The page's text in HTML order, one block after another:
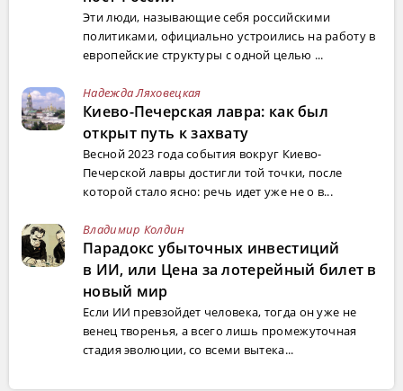
Эти люди, называющие себя российскими
политиками, официально устроились на работу в
европейские структуры с одной целью ...
Надежда Ляховецкая
Киево-Печерская лавра: как был
открыт путь к захвату
Весной 2023 года события вокруг Киево-
Печерской лавры достигли той точки, после
которой стало ясно: речь идет уже не о в...
Владимир Колдин
Парадокс убыточных инвестиций
в ИИ, или Цена за лотерейный билет в
новый мир
Если ИИ превзойдет человека, тогда он уже не
венец творенья, а всего лишь промежуточная
стадия эволюции, со всеми вытека...